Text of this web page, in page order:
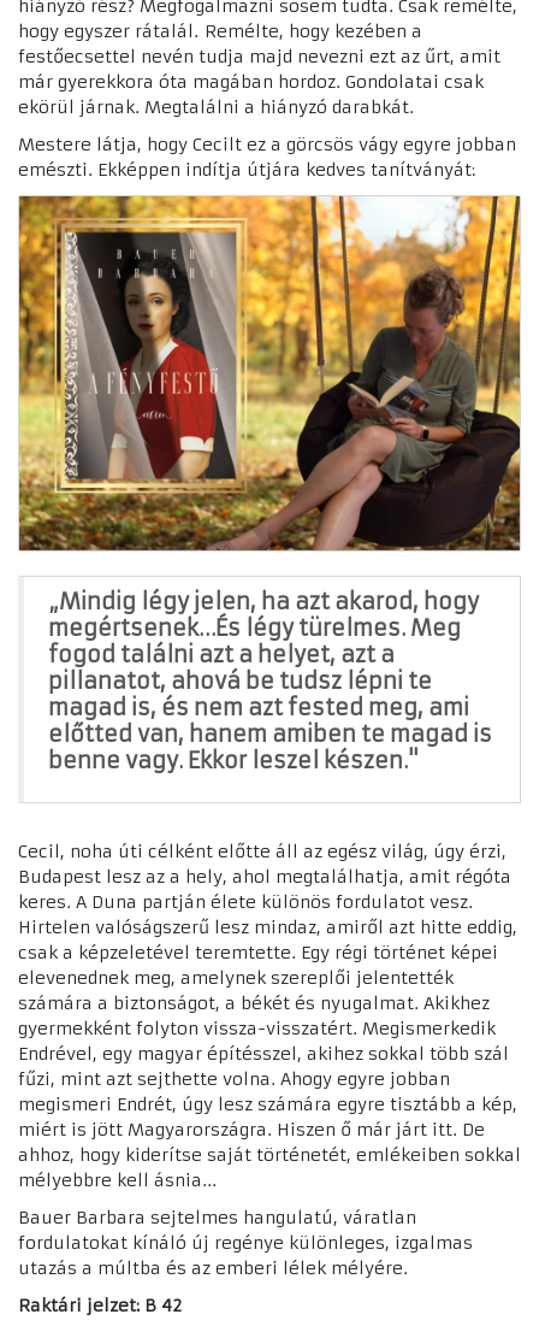
hiányzó rész? Megfogalmazni sosem tudta. Csak remélte,
hogy egyszer rátalál. Remélte, hogy kezében a
festőecsettel nevén tudja majd nevezni ezt az űrt, amit
már gyerekkora óta magában hordoz. Gondolatai csak
ekörül járnak. Megtalálni a hiányzó darabkát.
Mestere látja, hogy Cecilt ez a görcsös vágy egyre jobban
emészti. Ekképpen indítja útjára kedves tanítványát:
„Mindig légy jelen, ha azt akarod, hogy
megértsenek…És légy türelmes. Meg
fogod találni azt a helyet, azt a
pillanatot, ahová be tudsz lépni te
magad is, és nem azt fested meg, ami
előtted van, hanem amiben te magad is
benne vagy. Ekkor leszel készen."
Cecil, noha úti célként előtte áll az egész világ, úgy érzi,
Budapest lesz az a hely, ahol megtalálhatja, amit régóta
keres. A Duna partján élete különös fordulatot vesz.
Hirtelen valóságszerű lesz mindaz, amiről azt hitte eddig,
csak a képzeletével teremtette. Egy régi történet képei
elevenednek meg, amelynek szereplői jelentették
számára a biztonságot, a békét és nyugalmat. Akikhez
gyermekként folyton vissza-visszatért. Megismerkedik
Endrével, egy magyar építésszel, akihez sokkal több szál
fűzi, mint azt sejthette volna. Ahogy egyre jobban
megismeri Endrét, úgy lesz számára egyre tisztább a kép,
miért is jött Magyarországra. Hiszen ő már járt itt. De
ahhoz, hogy kiderítse saját történetét, emlékeiben sokkal
mélyebbre kell ásnia...
Bauer Barbara sejtelmes hangulatú, váratlan
fordulatokat kínáló új regénye különleges, izgalmas
utazás a múltba és az emberi lélek mélyére.
Raktári jelzet: B 42